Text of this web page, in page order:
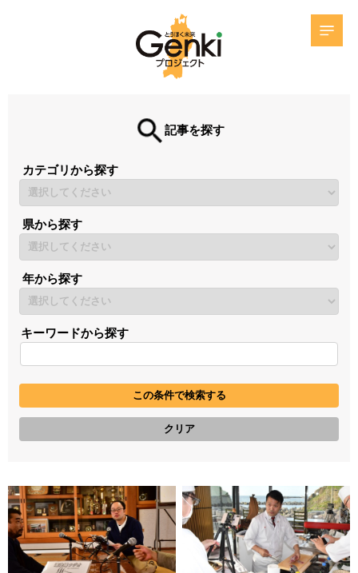
記事を探す
カテゴリから探す
県から探す
年から探す
キーワードから探す